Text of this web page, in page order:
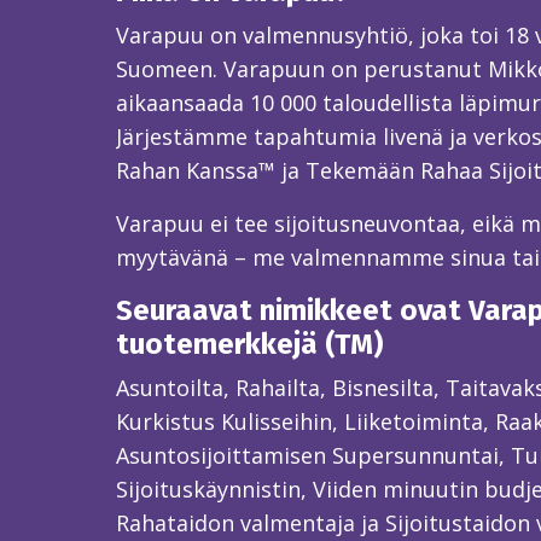
Varapuu on valmennusyhtiö, joka toi
Suomeen. Varapuun on perustanut
aikaansaada 10 000 taloudellista
Järjestämme tapahtumia livenä ja
Rahan Kanssa™ ja Tekemään Rahaa
Varapuu ei tee sijoitusneuvontaa, eikä
myytävänä – me valmennamme sinua
Seuraavat nimikkeet ovat
tuotemerkkejä (TM)
Asuntoilta, Rahailta, Bisnesilta,
Kurkistus Kulisseihin, Liiketoiminta,
Asuntosijoittamisen Supersunnuntai,
Sijoituskäynnistin, Viiden minuutin
Rahataidon valmentaja ja Sijoitustaidon